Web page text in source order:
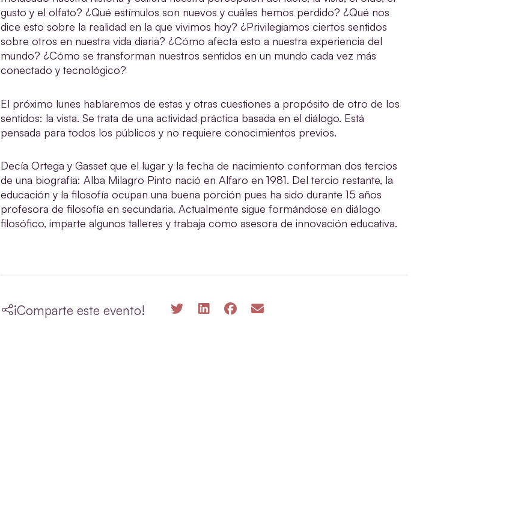
gusto y el olfato? ¿Qué estímulos son nuevos y cuáles hemos perdido? ¿Qué nos
dice esto sobre la realidad en la que vivimos hoy? ¿Privilegiamos ciertos sentidos
sobre otros en nuestra vida diaria? ¿Cómo afecta esto a nuestra experiencia del
mundo? ¿Cómo se transforman nuestros sentidos en un mundo cada vez más
conectado y tecnológico?
El próximo lunes hablaremos de estas y otras cuestiones a propósito de otro de los
sentidos: la vista. Se trata de una actividad práctica basada en el diálogo. Está
pensada para todos los públicos y no requiere conocimientos previos.
Decía Ortega y Gasset que el lugar y la fecha de nacimiento conforman dos tercios
de una biografía: Alba Milagro Pinto nació en Alfaro en 1981. Del tercio restante, la
educación y la filosofía ocupan una buena porción pues ha sido durante 15 años
profesora de filosofía en secundaria. Actualmente sigue formándose en diálogo
filosófico, imparte algunos talleres y trabaja como asesora de innovación educativa.
¡Comparte este evento!